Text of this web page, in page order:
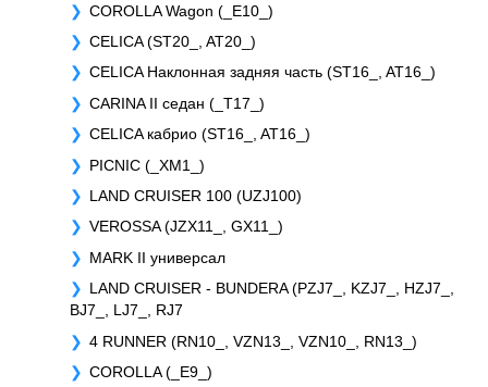
COROLLA Wagon (_E10_)
CELICA (ST20_, AT20_)
CELICA Наклонная задняя часть (ST16_, AT16_)
CARINA II седан (_T17_)
CELICA кабрио (ST16_, AT16_)
PICNIC (_XM1_)
LAND CRUISER 100 (UZJ100)
VEROSSA (JZX11_, GX11_)
MARK II универсал
LAND CRUISER - BUNDERA (PZJ7_, KZJ7_, HZJ7_,
BJ7_, LJ7_, RJ7
4 RUNNER (RN10_, VZN13_, VZN10_, RN13_)
COROLLA (_E9_)